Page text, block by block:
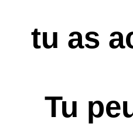
tu as
Tu